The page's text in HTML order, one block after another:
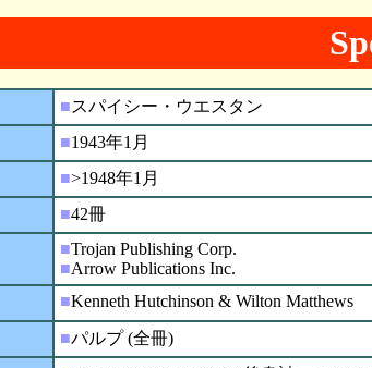
■スパイシー・ウエスタン
■1943年1月
■>1948年1月
■42冊
■Trojan Publishing Corp.
■Arrow Publications Inc.
■Kenneth Hutchinson & Wilton Matthews
■パルプ (全冊)